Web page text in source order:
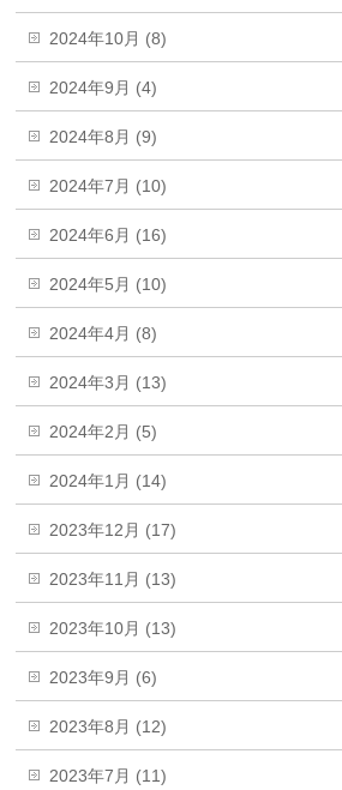
2024年10月 (8)
2024年9月 (4)
2024年8月 (9)
2024年7月 (10)
2024年6月 (16)
2024年5月 (10)
2024年4月 (8)
2024年3月 (13)
2024年2月 (5)
2024年1月 (14)
2023年12月 (17)
2023年11月 (13)
2023年10月 (13)
2023年9月 (6)
2023年8月 (12)
2023年7月 (11)